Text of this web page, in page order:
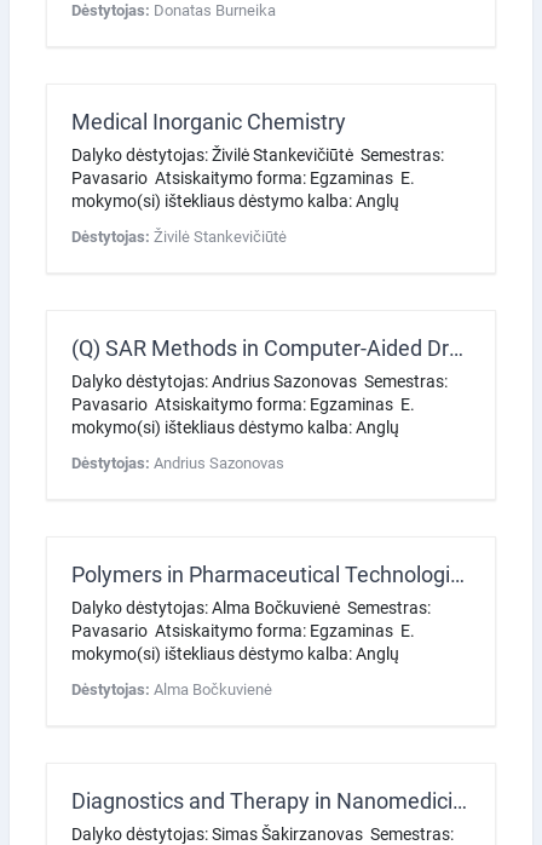
Dėstytojas: Donatas Burneika
Medical Inorganic Chemistry
Dalyko dėstytojas: Živilė Stankevičiūtė Semestras:
Pavasario Atsiskaitymo forma: Egzaminas E.
mokymo(si) ištekliaus dėstymo kalba: Anglų
Dėstytojas: Živilė Stankevičiūtė
(Q) SAR Methods in Computer-Aided Drug Design
Dalyko dėstytojas: Andrius Sazonovas Semestras:
Pavasario Atsiskaitymo forma: Egzaminas E.
mokymo(si) ištekliaus dėstymo kalba: Anglų
Dėstytojas: Andrius Sazonovas
Polymers in Pharmaceutical Technologies
Dalyko dėstytojas: Alma Bočkuvienė Semestras:
Pavasario Atsiskaitymo forma: Egzaminas E.
mokymo(si) ištekliaus dėstymo kalba: Anglų
Dėstytojas: Alma Bočkuvienė
Diagnostics and Therapy in Nanomedicine (Theranostics)
Dalyko dėstytojas: Simas Šakirzanovas Semestras: